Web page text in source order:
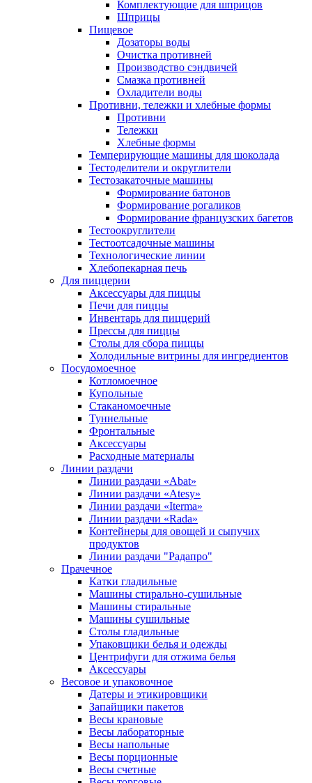
Комплектующие для шприцов
Шприцы
Пищевое
Дозаторы воды
Очистка противней
Производство сэндвичей
Смазка противней
Охладители воды
Противни, тележки и хлебные формы
Противни
Тележки
Хлебные формы
Темперирующие машины для шоколада
Тестоделители и округлители
Тестозакаточные машины
Формирование батонов
Формирование рогаликов
Формирование французских багетов
Тестоокруглители
Тестоотсадочные машины
Технологические линии
Хлебопекарная печь
Для пиццерии
Аксессуары для пиццы
Печи для пиццы
Инвентарь для пиццерий
Прессы для пиццы
Столы для сбора пиццы
Холодильные витрины для ингредиентов
Посудомоечное
Котломоечное
Купольные
Стаканомоечные
Туннельные
Фронтальные
Аксессуары
Расходные материалы
Линии раздачи
Линии раздачи «Abat»
Линии раздачи «Atesy»
Линии раздачи «Iterma»
Линии раздачи «Rada»
Контейнеры для овощей и сыпучих
продуктов
Линии раздачи "Радапро"
Прачечное
Катки гладильные
Машины стирально-сушильные
Машины стиральные
Машины сушильные
Столы гладильные
Упаковщики белья и одежды
Центрифуги для отжима белья
Аксессуары
Весовое и упаковочное
Датеры и этикировщики
Запайщики пакетов
Весы крановые
Весы лабораторные
Весы напольные
Весы порционные
Весы счетные